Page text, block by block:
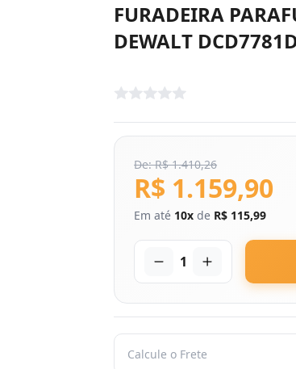
FURADEIRA
DEWALT
De: R$ 1.410,26
R$ 1.159,90
Em até 10x de R$ 115,99
1